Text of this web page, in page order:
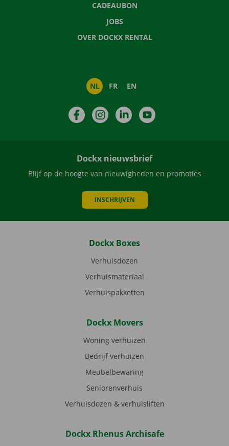
CADEAUBON
JOBS
OVER DOCKX RENTAL
NL FR EN
FacebookInstagramLinkedIn
Dockx nieuwsbrief
Blijf op de hoogte van nieuwigheden en promoties
INSCHRIJVEN
Dockx Boxes
Verhuisdozen
Verhuismateriaal
Verhuispakketten
Dockx Movers
Woning verhuizen
Bedrijf verhuizen
Meubelbewaring
Seniorenverhuis
Verhuisdozen & verhuisliften
Dockx Rhenus Archisafe